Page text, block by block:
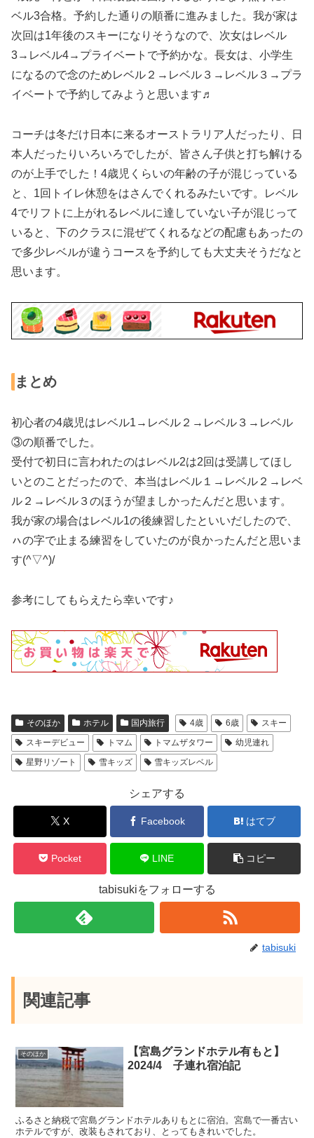
ベル3合格。予約した通りの順番に進みました。我が家は
次回は1年後のスキーになりそうなので、次女はレベル
3→レベル4→プライベートで予約かな。長女は、小学生
になるので念のためレベル２→レベル３→レベル３→プラ
イベートで予約してみようと思います♬
コーチは冬だけ日本に来るオーストラリア人だったり、日
本人だったりいろいろでしたが、皆さん子供と打ち解ける
のが上手でした！4歳児くらいの年齢の子が混じっている
と、1回トイレ休憩をはさんでくれるみたいです。レベル
4でリフトに上がれるレベルに達していない子が混じって
いると、下のクラスに混ぜてくれるなどの配慮もあったの
で多少レベルが違うコースを予約しても大丈夫そうだなと
思います。
まとめ
初心者の4歳児はレベル1→レベル２→レベル３→レベル
③の順番でした。
受付で初日に言われたのはレベル2は2回は受講してほし
いとのことだったので、本当はレベル１→レベル２→レベ
ル２→レベル３のほうが望ましかったんだと思います。
我が家の場合はレベル1の後練習したといいだしたので、
ㇵの字で止まる練習をしていたのが良かったんだと思いま
す(^▽^)/
参考にしてもらえたら幸いです♪
そのほか ホテル 国内旅行 4歳 6歳
スキー
スキーデビュー
トマム トマムザタワー
幼児連れ
星野リゾート
雪キッズ 雪キッズレベル
シェアする
X Facebook はてブ
Pocket LINE コピー
tabisukiをフォローする
tabisuki
関連記事
そのほか
【宮島グランドホテル有もと】
2024/4 子連れ宿泊記
ふるさと納税で宮島グランドホテルありもとに宿泊。宮島で一番古い
ホテルですが、改装もされており、とってもきれいでした。